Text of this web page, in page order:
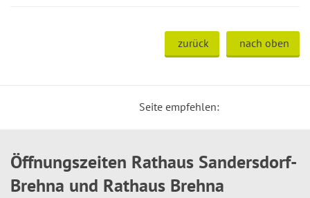
zurück nach oben
Seite empfehlen:
Öffnungszeiten Rathaus Sandersdorf-
Brehna und Rathaus Brehna